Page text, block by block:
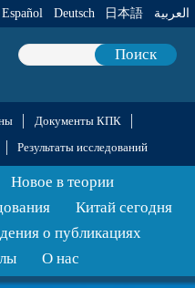
Español Deutsch 日本語 العربية
Поиск
Документы КПК
Результаты исследований
Новое в теории
Китай сегодня
о публикациях
О нас